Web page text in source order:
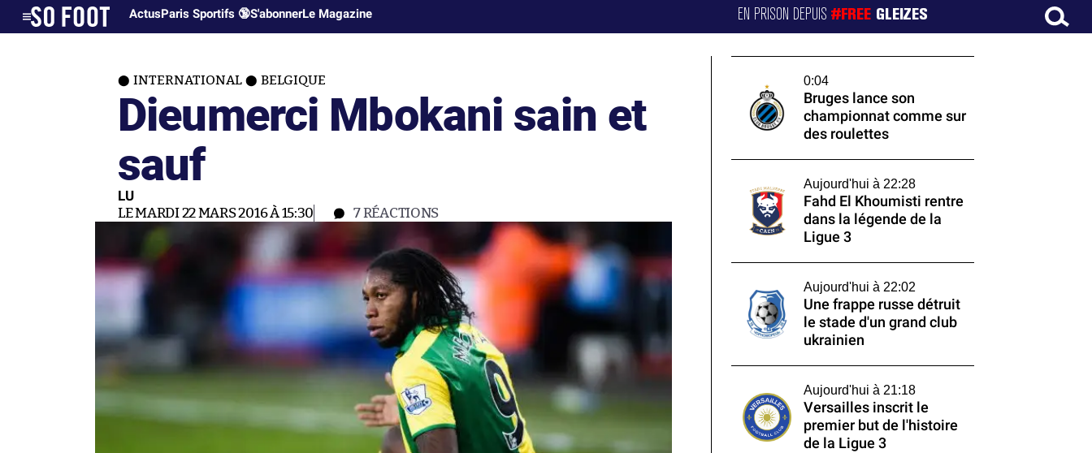
ActusParis Sportifs 🔞S'abonnerLe Magazine EN PRISON DEPUIS#FREE GLEIZES
INTERNATIONAL BELGIQUE
Dieumerci Mbokani sain et
sauf
LU
LE MARDI 22 MARS 2016 À 15:30 7RÉACTIONS
0:04
Bruges lance son
championnat comme sur
des roulettes
Aujourd'hui à 22:28
Fahd El Khoumisti rentre
dans la légende de la
Ligue 3
Aujourd'hui à 22:02
Une frappe russe détruit
le stade d'un grand club
ukrainien
Aujourd'hui à 21:18
Versailles inscrit le
premier but de l'histoire
de la Ligue 3